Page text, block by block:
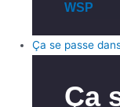
WSP
Ça se passe
Ça